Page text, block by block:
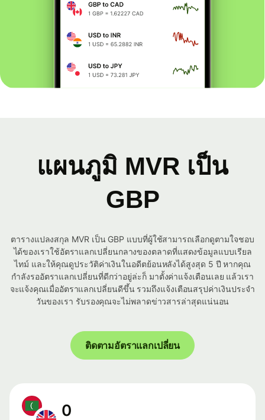
แผนภูมิ MVR เป็น
GBP
ตารางแปลงสกุล MVR เป็น GBP แบบที่ผู้ใช้สามารถเลือกดูตามใจชอบ
ได้ของเราใช้อัตราแลกเปลี่ยนกลางของตลาดที่แสดงข้อมูลแบบเรียล
ไทม์ และให้คุณดูประวัติค่าเงินในอดีตย้อนหลังได้สูงสุด 5 ปี หากคุณ
กำลังรออัตราแลกเปลี่ยนที่ดีกว่าอยู่ล่ะก็ มาตั้งค่าแจ้งเตือนเลย แล้วเรา
จะแจ้งคุณเมื่ออัตราแลกเปลี่ยนดีขึ้น รวมถึงแจ้งเตือนสรุปค่าเงินประจำ
วันของเรา รับรองคุณจะไม่พลาดข่าวสารล่าสุดแน่นอน
ติดตามอัตราแลกเปลี่ยน
0